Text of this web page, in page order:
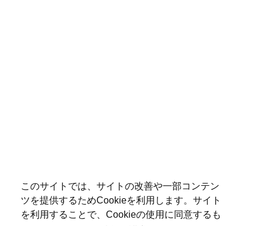
このサイトでは、サイトの改善や一部コンテン
ツを提供するためCookieを利用します。サイト
を利用することで、Cookieの使用に同意するも